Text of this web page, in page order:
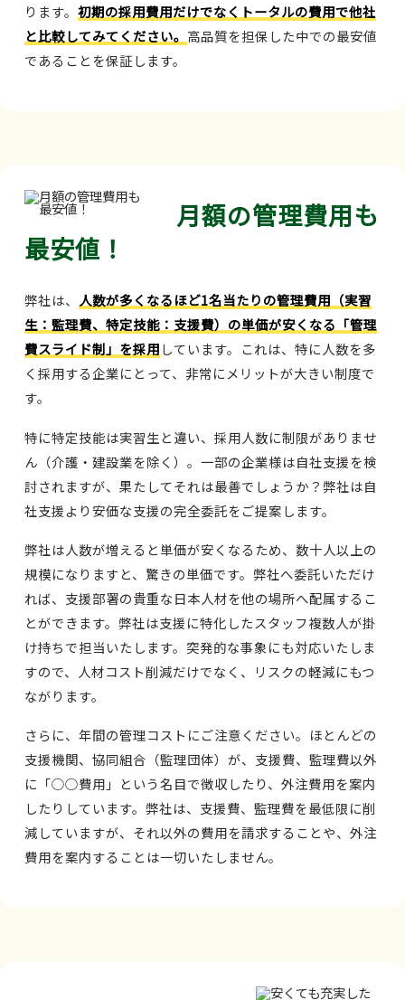
ります。 初期の採用費用だけでなくトータルの費用で他社
と比較してみてください。 高品質を担保した中での最安値
であることを保証します。
月額の管理費用も
最安値！
弊社は、 人数が多くなるほど1名当たりの管理費用（実習
生：監理費、特定技能：支援費）の単価が安くなる「管理
費スライド制」を採用しています。これは、特に人数を多
く採用する企業にとって、非常にメリットが大きい制度で
す。
特に特定技能は実習生と違い、採用人数に制限がありませ
ん（介護・建設業を除く）。一部の企業様は自社支援を検
討されますが、果たしてそれは最善でしょうか？弊社は自
社支援より安価な支援の完全委託をご提案します。
弊社は人数が増えると単価が安くなるため、数十人以上の
規模になりますと、驚きの単価です。弊社へ委託いただけ
れば、支援部署の貴重な日本人材を他の場所へ配属するこ
とができます。弊社は支援に特化したスタッフ複数人が掛
け持ちで担当いたします。突発的な事象にも対応いたしま
すので、人材コスト削減だけでなく、リスクの軽減にもつ
ながります。
さらに、年間の管理コストにご注意ください。ほとんどの
支援機関、協同組合（監理団体）が、支援費、監理費以外
に「○○費用」という名目で徴収したり、外注費用を案内
したりしています。弊社は、支援費、監理費を最低限に削
減していますが、それ以外の費用を請求することや、外注
費用を案内することは一切いたしません。